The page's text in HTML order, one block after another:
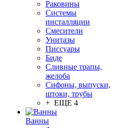
Раковины
Системы
инсталляции
Смесители
Унитазы
Писсуары
Биде
Сливные трапы,
желоба
Сифоны, выпуски,
штоки, трубы
+ ЕЩЕ 4
Ванны